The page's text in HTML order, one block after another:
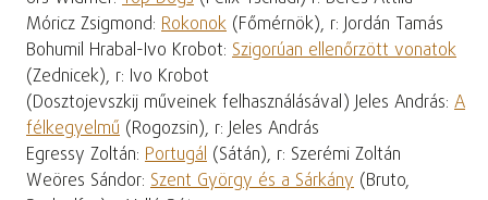
Móricz Zsigmond: Rokonok (Főmérnök), r: Jordán Tamás
Bohumil Hrabal-Ivo Krobot: Szigorúan ellenőrzött vonatok
(Zednicek), r: Ivo Krobot
(Dosztojevszkij műveinek felhasználásával) Jeles András: A
félkegyelmű (Rogozsin), r: Jeles András
Egressy Zoltán: Portugál (Sátán), r: Szerémi Zoltán
Weöres Sándor: Szent György és a Sárkány (Bruto,